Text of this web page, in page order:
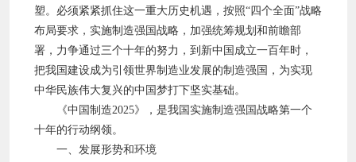
塑。必须紧紧抓住这一重大历史机遇，按照“四个全面”战略
布局要求，实施制造强国战略，加强统筹规划和前瞻部
署，力争通过三个十年的努力，到新中国成立一百年时，
把我国建设成为引领世界制造业发展的制造强国，为实现
中华民族伟大复兴的中国梦打下坚实基础。
《中国制造2025》，是我国实施制造强国战略第一个
十年的行动纲领。
一、发展形势和环境